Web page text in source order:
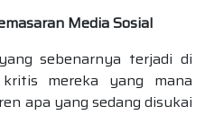
Media Sosial
sebenarnya terjadi di
mereka yang mana
apa yang sedang disukai